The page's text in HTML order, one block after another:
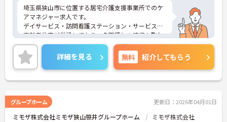
埼玉県狭山市に位置する居宅介護支援事業所でのケ
アマネジャー求人です。
デイサービス・訪問看護ステーション・サービス付
高齢者住宅が併設しており、多職種との連携も取れ
ております。
ご興味のある方は面接対策ポイントなどお話致しま
すのでお気軽にお問い合わせください。
詳細を見る 無料 紹介してもらう
グループホーム 更新日：2026年04月01日
ミモザ株式会社ミモザ狭山笹井グループホーム ミモザ株式会社